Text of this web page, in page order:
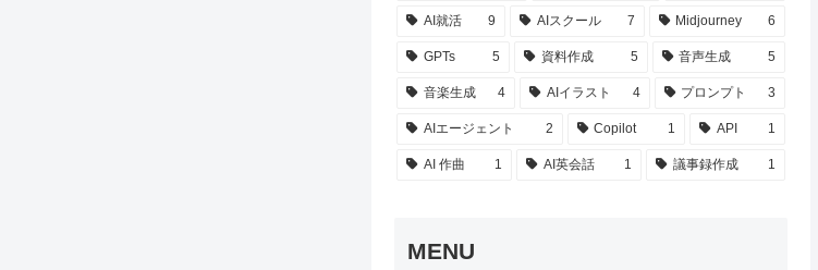
AI就活 9 AIスクール 7 Midjourney 6
GPTs 5 資料作成 5 音声生成 5
音楽生成 4 AIイラスト 4 プロンプト 3
AIエージェント 2 Copilot 1 API 1
AI 作曲 1 AI英会話 1 議事録作成 1
MENU